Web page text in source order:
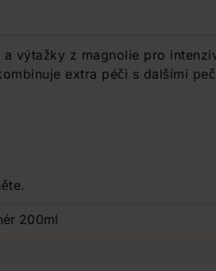
výtažky z magnolie pro
extra péči s dalšími
200ml